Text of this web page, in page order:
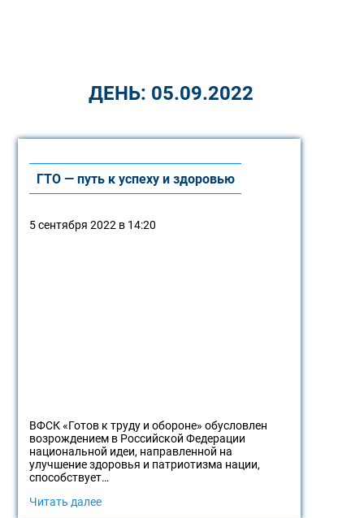
ДЕНЬ: 05.09.2022
ГТО — путь к успеху и здоровью
5 сентября 2022 в 14:20
ВФСК «Готов к труду и обороне» обусловлен
возрождением в Российской Федерации
национальной идеи, направленной на
улучшение здоровья и патриотизма нации,
способствует…
Читать далее